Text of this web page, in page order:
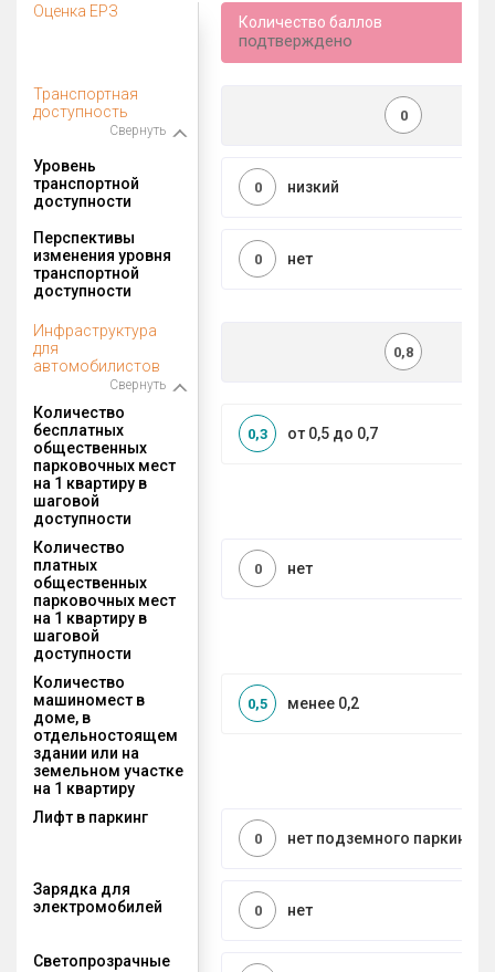
Оценка ЕРЗ
Количество баллов
подтверждено
Транспортная
доступность
Свернуть
0
Уровень
транспортной
доступности
низкий
0
Перспективы
изменения уровня
транспортной
доступности
нет
0
Инфраструктура
для
автомобилистов
Свернуть
0,8
Количество
бесплатных
общественных
парковочных мест
на 1 квартиру в
шаговой
доступности
от 0,5 до 0,7
0,3
Количество
платных
общественных
парковочных мест
на 1 квартиру в
шаговой
доступности
нет
0
Количество
машиномест в
доме, в
отдельностоящем
здании или на
земельном участке
на 1 квартиру
менее 0,2
0,5
Лифт в паркинг
нет подземного паркинга
0
Зарядка для
электромобилей
нет
0
Светопрозрачные